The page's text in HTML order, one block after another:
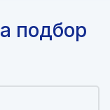
подбор